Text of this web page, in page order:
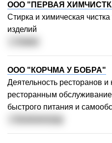
ООО "ПЕРВАЯ
Стирка и химическая
изделий
ООО "КОРЧМА У БОБРА"
Деятельность ресторанов
ресторанным
быстрого питания и